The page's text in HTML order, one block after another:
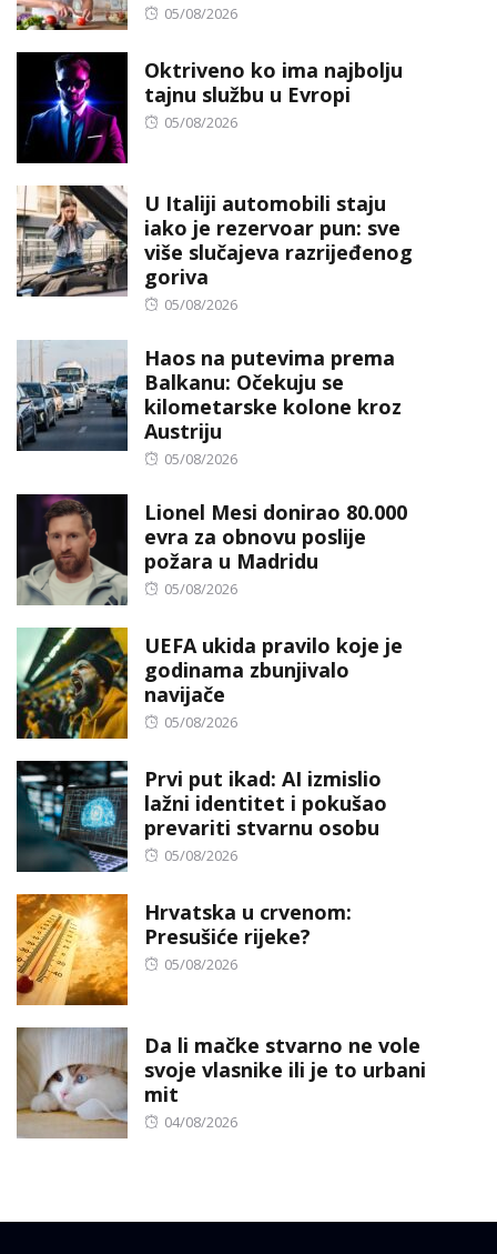
Posted
05/08/2026
Oktriveno ko ima najbolju
tajnu službu u Evropi
Posted
05/08/2026
U Italiji automobili staju
iako je rezervoar pun: sve
više slučajeva razrijeđenog
goriva
Posted
05/08/2026
Haos na putevima prema
Balkanu: Očekuju se
kilometarske kolone kroz
Austriju
Posted
05/08/2026
Lionel Mesi donirao 80.000
evra za obnovu poslije
požara u Madridu
Posted
05/08/2026
UEFA ukida pravilo koje je
godinama zbunjivalo
navijače
Posted
05/08/2026
Prvi put ikad: AI izmislio
lažni identitet i pokušao
prevariti stvarnu osobu
Posted
05/08/2026
Hrvatska u crvenom:
Presušiće rijeke?
Posted
05/08/2026
Da li mačke stvarno ne vole
svoje vlasnike ili je to urbani
mit
Posted
04/08/2026